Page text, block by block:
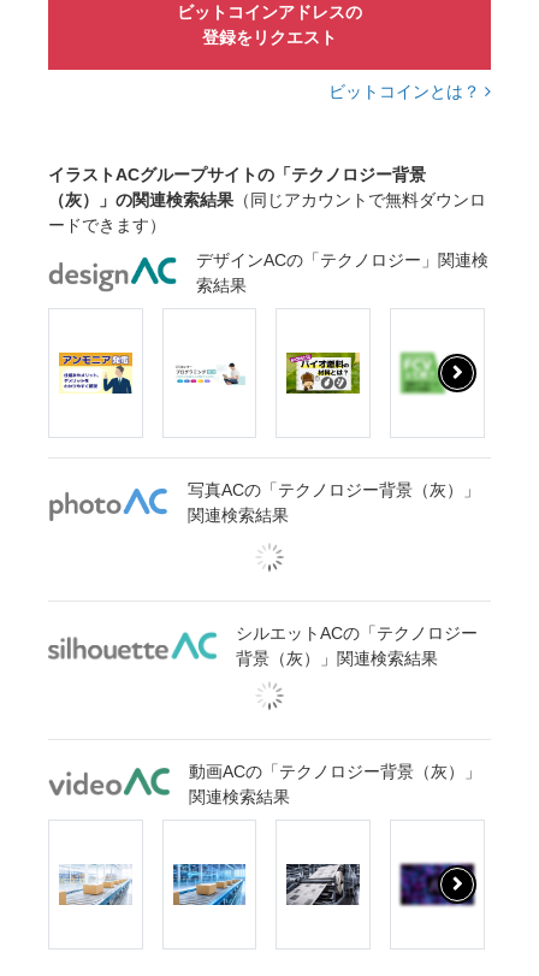
ビットコインアドレスの
登録をリクエスト
ビットコインとは？
イラストACグループサイトの「テクノロジー背景
（灰）」の関連検索結果 （同じアカウントで無料ダウンロ
ードできます）
デザインACの「テクノロジー」関連検
索結果
写真ACの「テクノロジー背景（灰）」
関連検索結果
シルエットACの「テクノロジー
背景（灰）」関連検索結果
動画ACの「テクノロジー背景（灰）」
関連検索結果